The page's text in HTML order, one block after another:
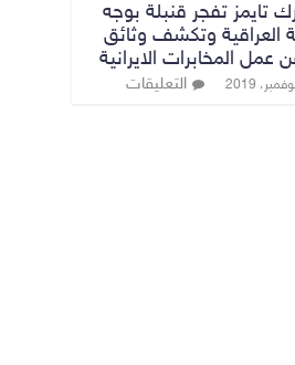
تايمز تفجر قنبلة بوجه
العراقية وتكشف وثائق
عمل المخابرات الايرانية
التعليقات